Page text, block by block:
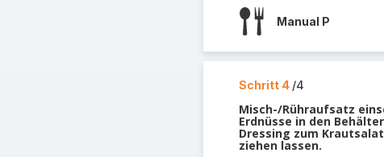
Manual P
Schritt 4 /4
Misch-/Rühraufsatz
Erdnüsse in den
Dressing zum
ziehen lassen.